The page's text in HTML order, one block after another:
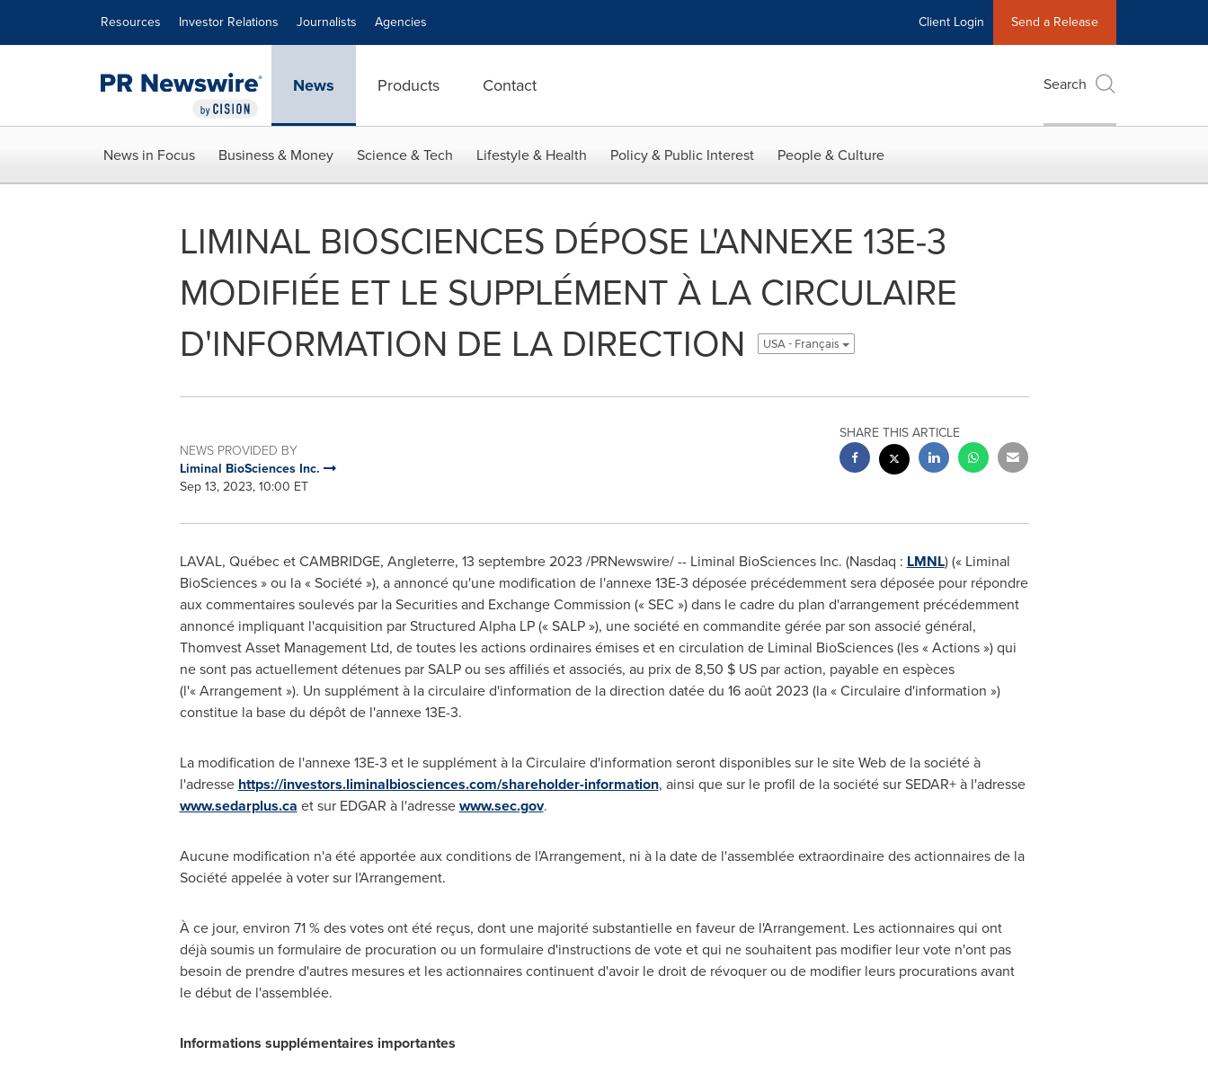
Resources Investor Relations Journalists Agencies Client Login Send a Release
News Products Contact Search
News in Focus Business & Money Science & Tech Lifestyle & Health Policy & Public Interest People & Culture
LIMINAL BIOSCIENCES DÉPOSE L'ANNEXE 13E-3
MODIFIÉE ET LE SUPPLÉMENT À LA CIRCULAIRE
D'INFORMATION DE LA DIRECTION
USA - Français
NEWS PROVIDED BY
Liminal BioSciences Inc.
Sep 13, 2023, 10:00 ET
SHARE THIS ARTICLE
LAVAL, Québec etCAMBRIDGE, Angleterre, 13 septembre 2023 /PRNewswire/ -- Liminal BioSciences Inc. (Nasdaq : LMNL) (« Liminal
BioSciences » ou la « Société »), a annoncé qu'une modification de l'annexe 13E-3 déposée précédemment sera déposée pour répondre
aux commentaires soulevés par la Securities and Exchange Commission (« SEC ») dans le cadre du plan d'arrangement précédemment
annoncé impliquant l'acquisition par Structured Alpha LP (« SALP »), une société en commandite gérée par son associé général,
Thomvest Asset Management Ltd, de toutes les actions ordinaires émises et en circulation de Liminal BioSciences (les « Actions ») qui
ne sont pas actuellement détenues par SALP ou ses affiliés et associés, au prix de 8,50 $ US par action, payable en espèces
(l'« Arrangement »). Un supplément à la circulaire d'information de la direction datée du 16 août 2023 (la « Circulaire d'information »)
constitue la base du dépôt de l'annexe 13E-3.
La modification de l'annexe 13E-3 et le supplément à la Circulaire d'information seront disponibles sur le site Web de la société à
l'adresse https://investors.liminalbiosciences.com/shareholder-information, ainsi que sur le profil de la société sur SEDAR+ à l'adresse
www.sedarplus.ca et sur EDGAR à l'adressewww.sec.gov.
Aucune modification n'a été apportée aux conditions de l'Arrangement, ni à la date de l'assemblée extraordinaire des actionnaires de la
Société appelée à voter sur l'Arrangement.
À ce jour, environ 71 % des votes ont été reçus, dont une majorité substantielle en faveur de l'Arrangement. Les actionnaires qui ont
déjà soumis un formulaire de procuration ou un formulaire d'instructions de vote et qui ne souhaitent pas modifier leur vote n'ont pas
besoin de prendre d'autres mesures et les actionnaires continuent d'avoir le droit de révoquer ou de modifier leurs procurations avant
le début de l'assemblée.
Informations supplémentaires importantes